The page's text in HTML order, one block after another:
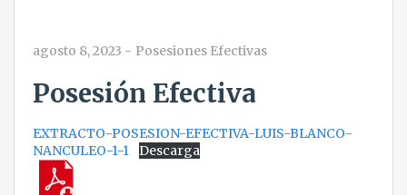
agosto 8, 2023 - Posesiones Efectivas
Posesión Efectiva
EXTRACTO-POSESION-EFECTIVA-LUIS-BLANCO-
NANCULEO-1-1
Descarga